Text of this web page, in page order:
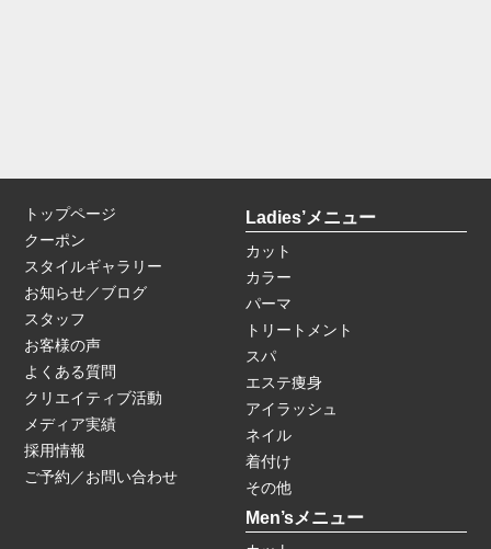
トップページ
クーポン
スタイルギャラリー
お知らせ／ブログ
スタッフ
お客様の声
よくある質問
クリエイティブ活動
メディア実績
採用情報
ご予約／お問い合わせ
Ladies’メニュー
カット
カラー
パーマ
トリートメント
スパ
エステ痩身
アイラッシュ
ネイル
着付け
その他
Men’sメニュー